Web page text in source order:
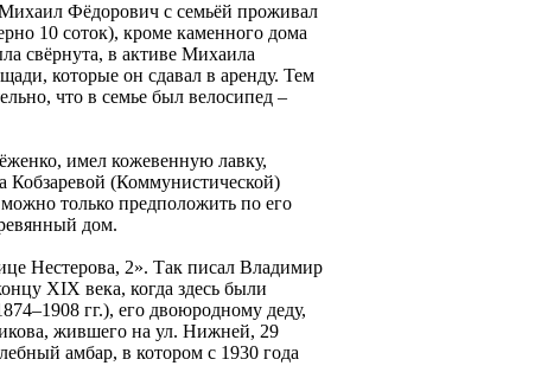
Фёдорович с семьёй проживал
10 соток), кроме каменного дома
свёрнута, в активе Михаила
которые он сдавал в аренду. Тем
что в семье был велосипед –
имел кожевенную лавку,
Кобзаревой (Коммунистической)
только предположить по его
дом.
Нестерова, 2». Так писал Владимир
XIX века, когда здесь были
гг.), его двоюродному деду,
жившего на ул. Нижней, 29
амбар, в котором с 1930 года